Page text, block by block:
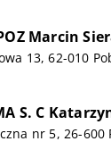
Marcin
13, 62-010
S. C
nr 5, 26-600